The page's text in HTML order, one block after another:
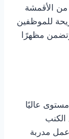
من الأقمشة
للموظفين
مظهرًا
مستوى عاليًا
مدربة